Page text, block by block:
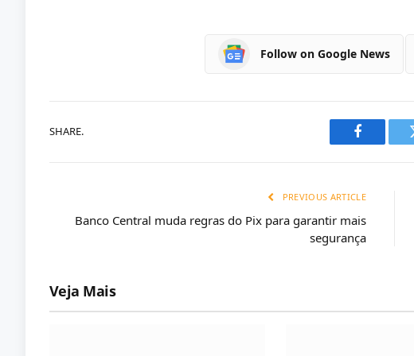
Follow on Google News
SHARE.
Facebook
PREVIOUS ARTICLE
Banco Central muda regras do Pix para garantir mais
segurança
Veja Mais